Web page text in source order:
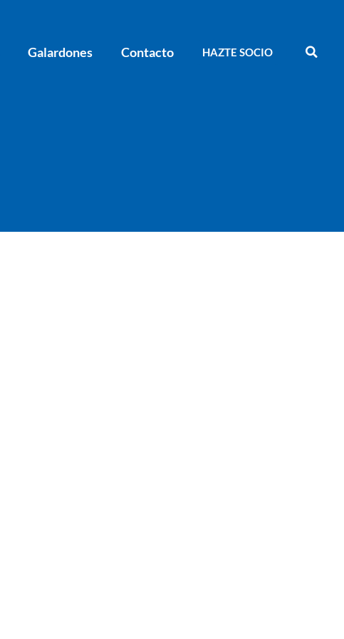
Galardones Contacto HAZTE SOCIO